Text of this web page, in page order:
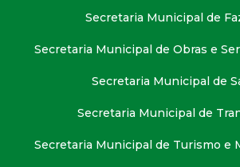
Secretaria Municipal de
Secretaria Municipal de Obras e
Secretaria Municipal de
Secretaria Municipal de
Secretaria Municipal de Turismo e